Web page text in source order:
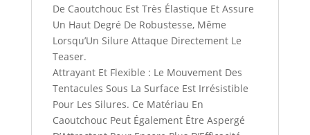
De Caoutchouc Est Très Élastique Et Assure
Un Haut Degré De Robustesse, Même
Lorsqu’Un Silure Attaque Directement Le
Teaser.
Attrayant Et Flexible : Le Mouvement Des
Tentacules Sous La Surface Est Irrésistible
Pour Les Silures. Ce Matériau En
Caoutchouc Peut Également Être Aspergé